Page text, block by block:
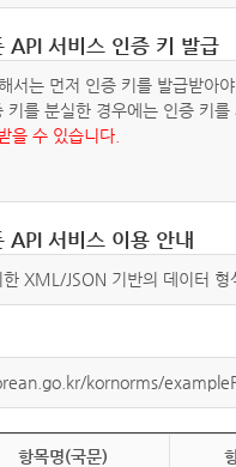
API 서비스 인증 키 발급
서는 먼저 인증 키를 발급받아
를 분실한 경우에는 인증 키를
을 수 있습니다.
API 서비스 이용 안내
XML/JSON 기반의 데이터
kornorms/
항목명(국문)